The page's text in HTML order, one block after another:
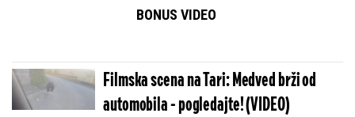
BONUS VIDEO
Filmska scena na Tari: Medved brži od
automobila - pogledajte! (VIDEO)